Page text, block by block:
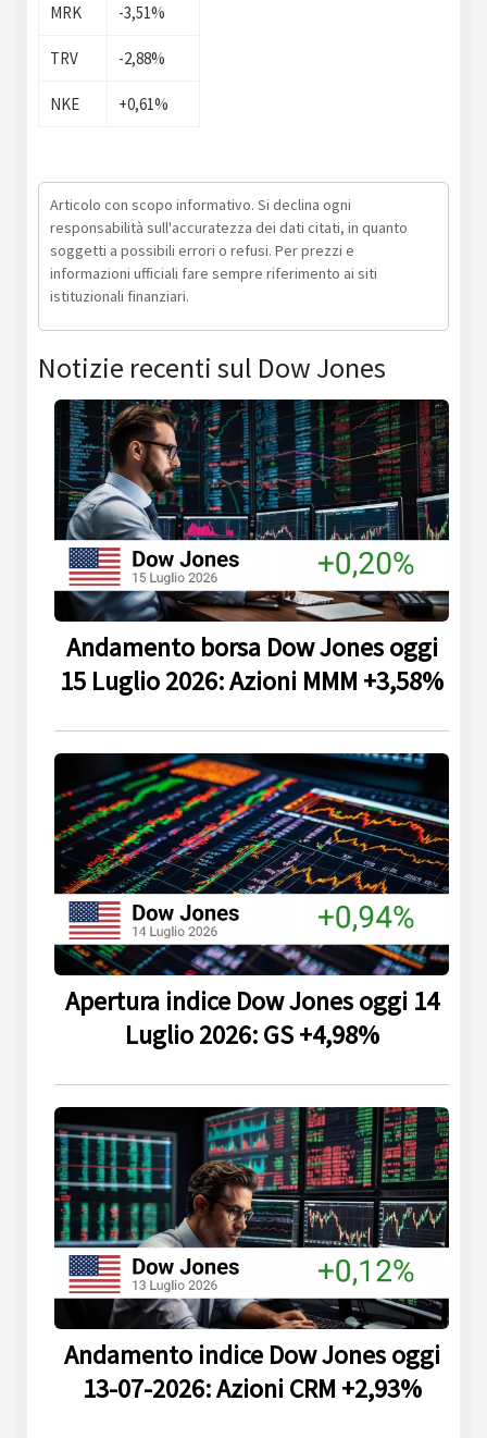
MRK -3,51%
TRV -2,88%
NKE +0,61%
Articolo con scopo informativo. Si declina ogni
responsabilità sull'accuratezza dei dati citati, in quanto
soggetti a possibili errori o refusi. Per prezzi e
informazioni ufficiali fare sempre riferimento ai siti
istituzionali finanziari.
Notizie recenti sul Dow Jones
Andamento borsa Dow Jones oggi
15 Luglio 2026: Azioni MMM +3,58%
Apertura indice Dow Jones oggi 14
Luglio 2026: GS +4,98%
Andamento indice Dow Jones oggi
13-07-2026: Azioni CRM +2,93%